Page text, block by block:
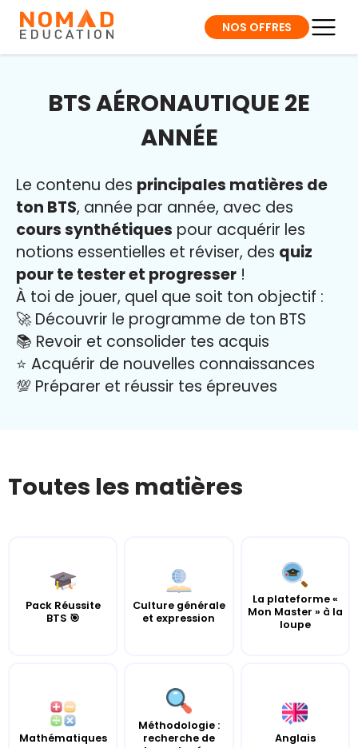
NOS OFFRES
BTS AÉRONAUTIQUE 2E
ANNÉE
Le contenu des principales matières de
ton BTS, année par année, avec des
cours synthétiques pour acquérir les
notions essentielles et réviser, des quiz
pour te tester et progresser !
À toi de jouer, quel que soit ton objectif :
🚀 Découvrir le programme de ton BTS
📚 Revoir et consolider tes acquis
⭐️ Acquérir de nouvelles connaissances
💯 Préparer et réussir tes épreuves
Toutes les matières
Pack Réussite
BTS 🎯
Culture générale
et expression
La plateforme «
Mon Master » à la
loupe
Mathématiques
Méthodologie :
recherche de
Anglais